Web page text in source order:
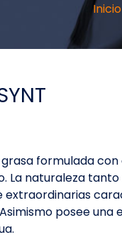
Inicio
formulada
La naturaleza
extraordinarias
posee